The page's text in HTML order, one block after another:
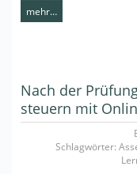
mehr…
Nach der
steuern mit
Schlagwörter: